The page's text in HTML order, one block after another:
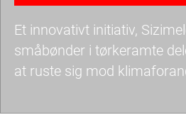
Et innovativt initiativ,
småbønder i tørkeramte
at ruste sig mod